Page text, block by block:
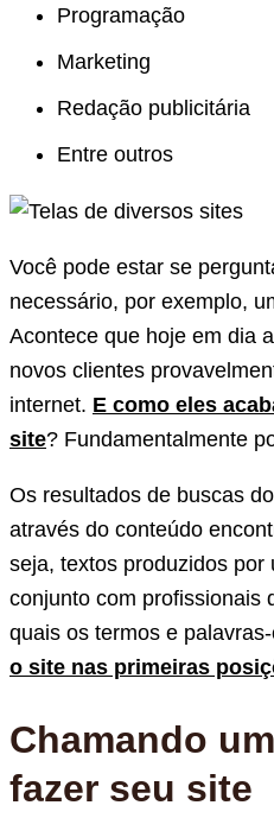
Programação
Marketing
Redação publicitária
Entre outros
Você pode estar se
necessário, por exemplo,
Acontece que hoje em dia
novos clientes
internet. E como eles
site? Fundamentalmente
Os resultados de buscas
através do conteúdo
seja, textos produzidos por
conjunto com profissionais
quais os termos e
o site nas primeiras
Chamando
fazer seu site